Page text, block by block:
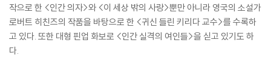
작으로 한 <인간 의자>와 <이 세상 밖의 사랑>뿐만 아니라 영국의 소설가
로버트 히친즈의 작품을 바탕으로 한 <귀신 들린 키리다 교수>를 수록하
고 있다. 또한 대형 핀업 화보로 <인간 실격의 여인들>을 싣고 있기도 하
다.